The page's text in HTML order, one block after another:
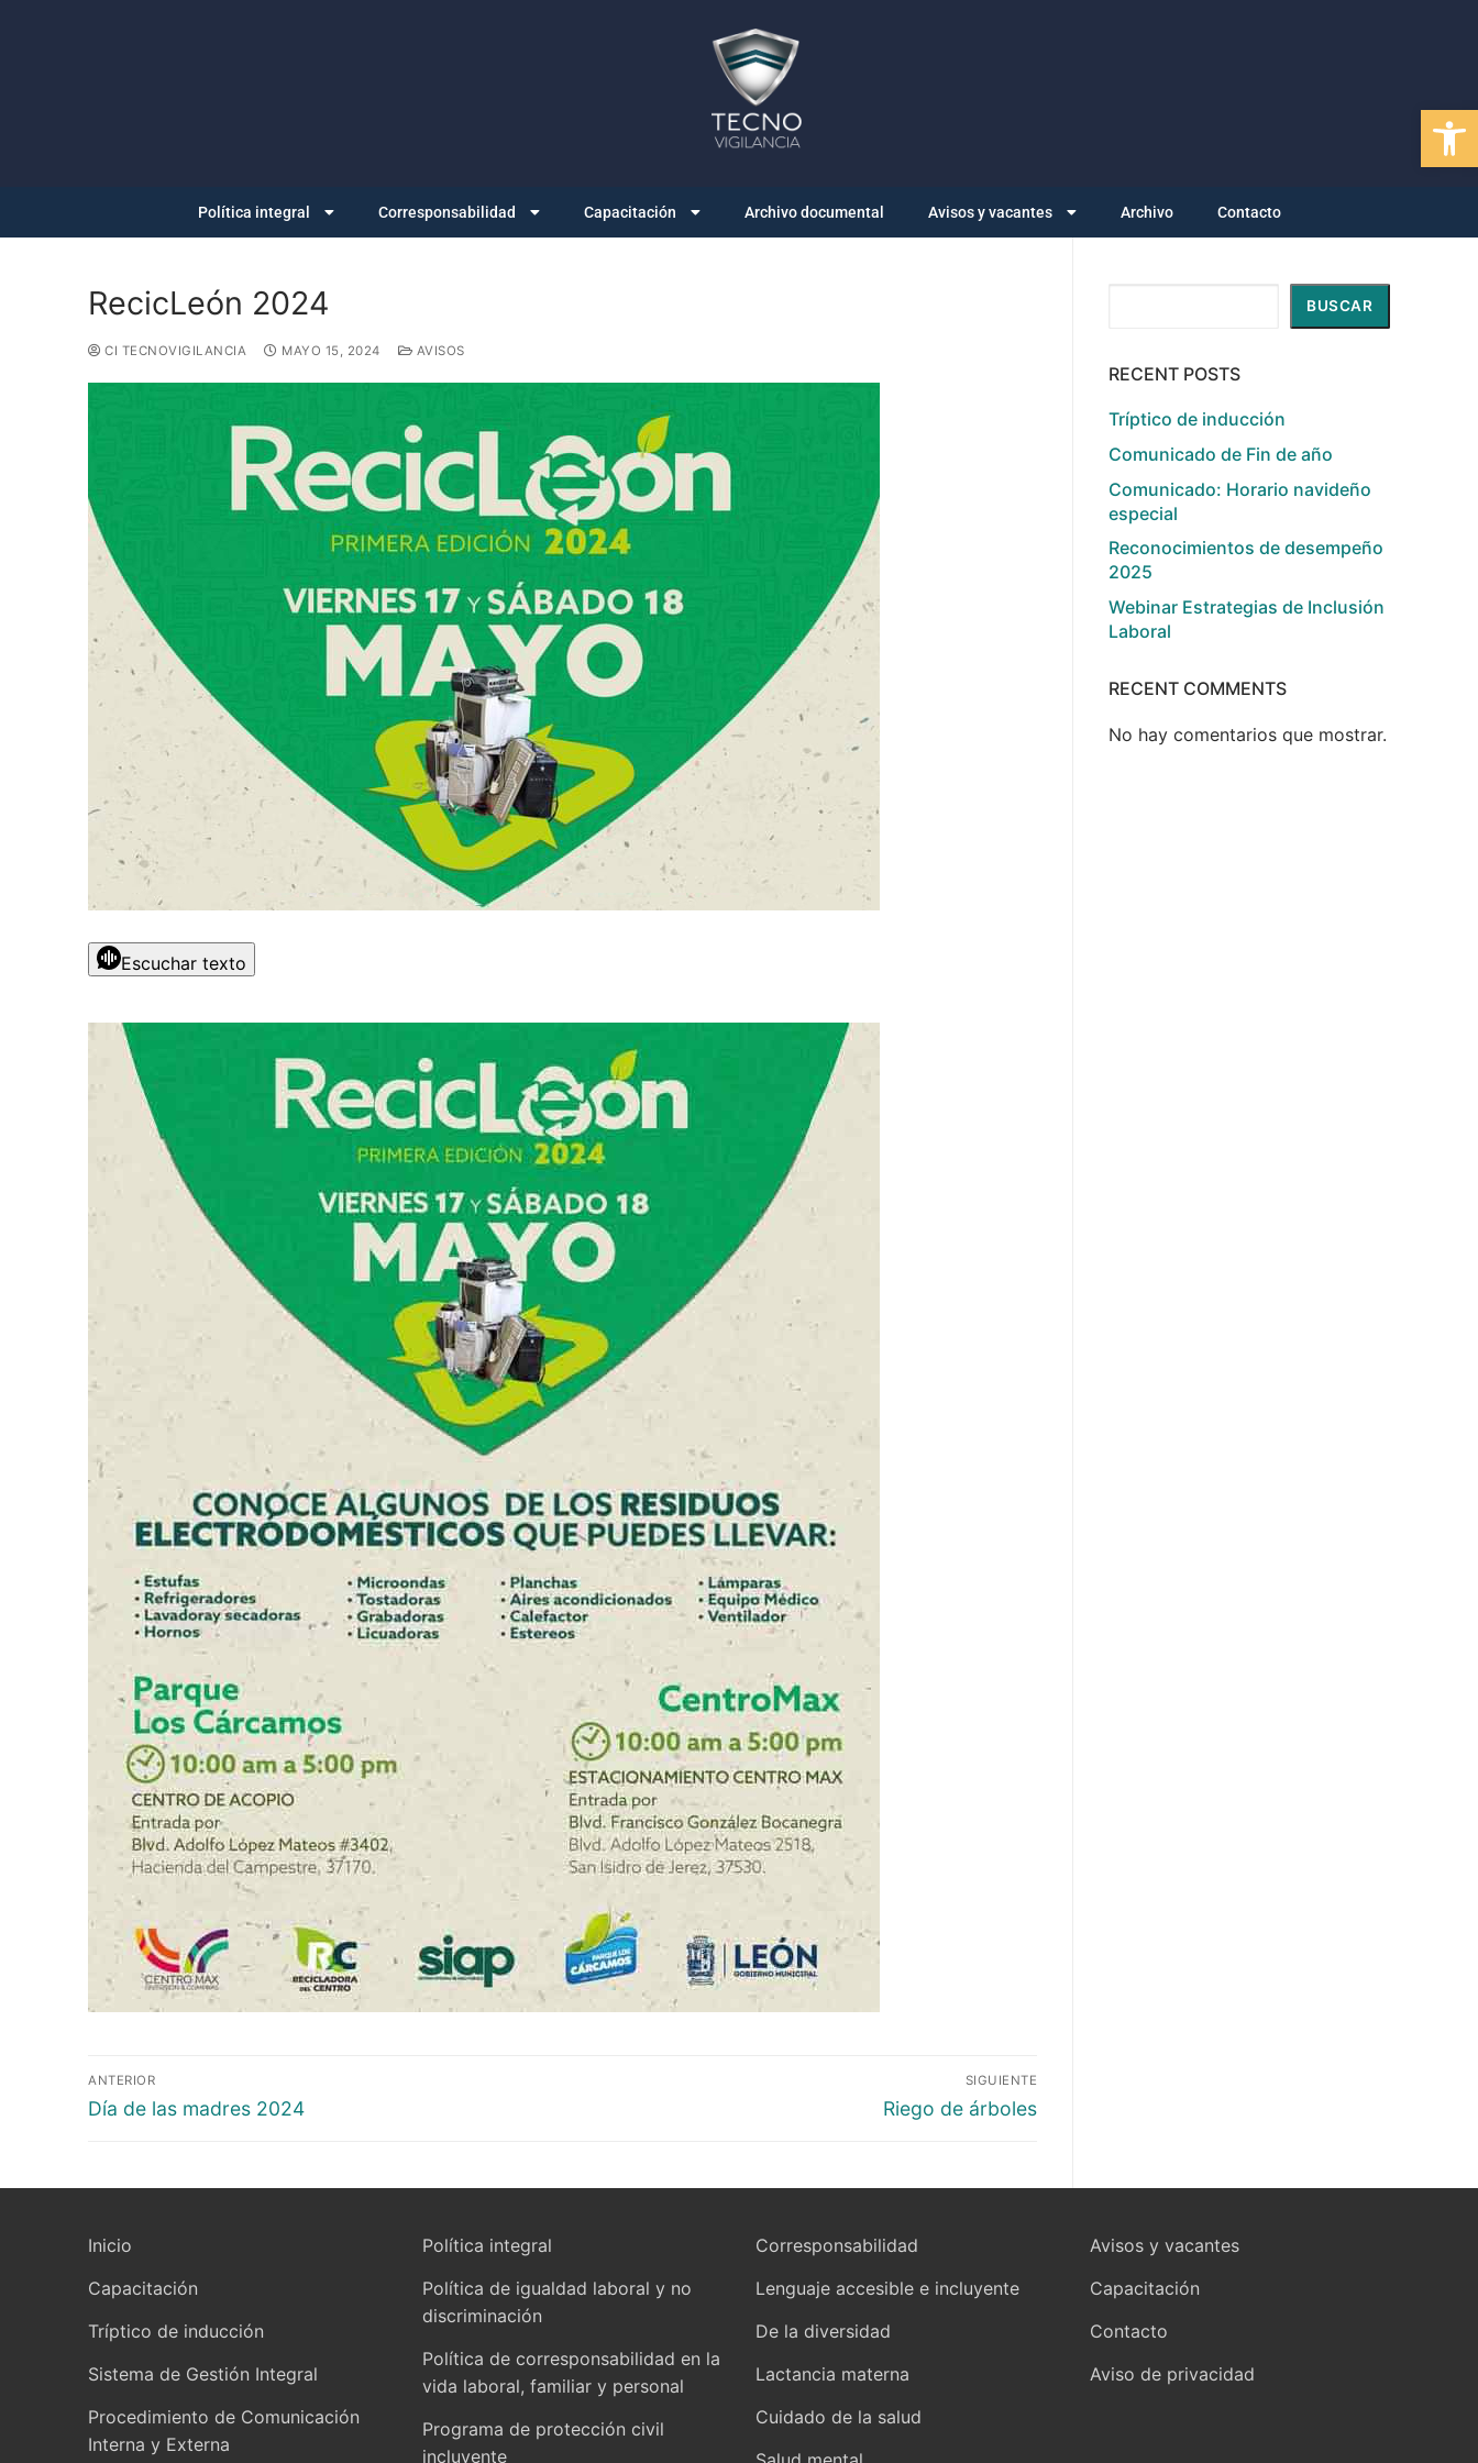
Abrir
Política integral Corresponsabilidad Capacitación Archivo documental Avisos y vacantes Archivo Contacto
RecicLeón 2024
CI TECNOVIGILANCIA MAYO 15, 2024 AVISOS
Escuchar texto
ANTERIOR
Día de las madres 2024
SIGUIENTE
Riego de árboles
BUSCAR
RECENT POSTS
Tríptico de inducción
Comunicado de Fin de año
Comunicado: Horario navideño
especial
Reconocimientos de desempeño
2025
Webinar Estrategias de Inclusión
Laboral
RECENT COMMENTS
No hay comentarios que mostrar.
Inicio
Capacitación
Tríptico de inducción
Sistema de Gestión Integral
Procedimiento de Comunicación
Interna y Externa
Política integral
Política de igualdad laboral y no
discriminación
Política de corresponsabilidad en la
vida laboral, familiar y personal
Programa de protección civil
incluyente
Corresponsabilidad
Lenguaje accesible e incluyente
De la diversidad
Lactancia materna
Cuidado de la salud
Avisos y vacantes
Capacitación
Contacto
Aviso de privacidad